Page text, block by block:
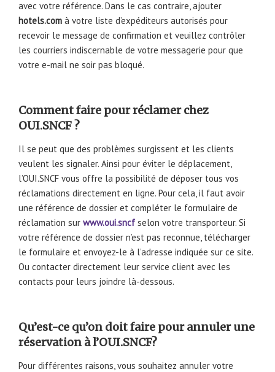
avec votre référence. Dans le cas contraire, ajouter
hotels.com à votre liste d’expéditeurs autorisés pour
recevoir le message de confirmation et veuillez contrôler
les courriers indiscernable de votre messagerie pour que
votre e-mail ne soir pas bloqué.
Comment faire pour réclamer chez
OUI.SNCF ?
Il se peut que des problèmes surgissent et les clients
veulent les signaler. Ainsi pour éviter le déplacement,
l’OUI.SNCF vous offre la possibilité de déposer tous vos
réclamations directement en ligne. Pour cela, il faut avoir
une référence de dossier et compléter le formulaire de
réclamation sur www.oui.sncf selon votre transporteur. Si
votre référence de dossier n’est pas reconnue, télécharger
le formulaire et envoyez-le à l’adresse indiquée sur ce site.
Ou contacter directement leur service client avec les
contacts pour leurs joindre là-dessous.
Qu’est-ce qu’on doit faire pour annuler une
réservation à l’OUI.SNCF?
Pour différentes raisons, vous souhaitez annuler votre